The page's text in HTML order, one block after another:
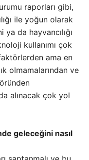
raporları gibi,
ile yoğun olarak
da hayvancılığı
kullanımı çok
ama en
olmamalarından ve
alınacak çok yol
geleceğini nasıl